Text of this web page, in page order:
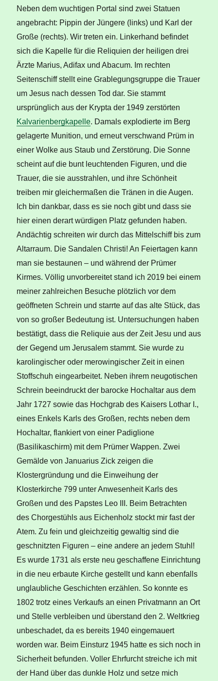
Neben dem wuchtigen Portal sind zwei Statuen
angebracht: Pippin der Jüngere (links) und Karl der
Große (rechts). Wir treten ein. Linkerhand befindet
sich die Kapelle für die Reliquien der heiligen drei
Ärzte Marius, Adifax und Abacum. Im rechten
Seitenschiff stellt eine Grablegungsgruppe die Trauer
um Jesus nach dessen Tod dar. Sie stammt
ursprünglich aus der Krypta der 1949 zerstörten
Kalvarienbergkapelle. Damals explodierte im Berg
gelagerte Munition, und erneut verschwand Prüm in
einer Wolke aus Staub und Zerstörung. Die Sonne
scheint auf die bunt leuchtenden Figuren, und die
Trauer, die sie ausstrahlen, und ihre Schönheit
treiben mir gleichermaßen die Tränen in die Augen.
Ich bin dankbar, dass es sie noch gibt und dass sie
hier einen derart würdigen Platz gefunden haben.
Andächtig schreiten wir durch das Mittelschiff bis zum
Altarraum. Die Sandalen Christi! An Feiertagen kann
man sie bestaunen – und während der Prümer
Kirmes. Völlig unvorbereitet stand ich 2019 bei einem
meiner zahlreichen Besuche plötzlich vor dem
geöffneten Schrein und starrte auf das alte Stück, das
von so großer Bedeutung ist. Untersuchungen haben
bestätigt, dass die Reliquie aus der Zeit Jesu und aus
der Gegend um Jerusalem stammt. Sie wurde zu
karolingischer oder merowingischer Zeit in einen
Stoffschuh eingearbeitet. Neben ihrem neugotischen
Schrein beeindruckt der barocke Hochaltar aus dem
Jahr 1727 sowie das Hochgrab des Kaisers Lothar I.,
eines Enkels Karls des Großen, rechts neben dem
Hochaltar, flankiert von einer Padiglione
(Basilikaschirm) mit dem Prümer Wappen. Zwei
Gemälde von Januarius Zick zeigen die
Klostergründung und die Einweihung der
Klosterkirche 799 unter Anwesenheit Karls des
Großen und des Papstes Leo III. Beim Betrachten
des Chorgestühls aus Eichenholz stockt mir fast der
Atem. Zu fein und gleichzeitig gewaltig sind die
geschnitzten Figuren – eine andere an jedem Stuhl!
Es wurde 1731 als erste neu geschaffene Einrichtung
in die neu erbaute Kirche gestellt und kann ebenfalls
unglaubliche Geschichten erzählen. So konnte es
1802 trotz eines Verkaufs an einen Privatmann an Ort
und Stelle verbleiben und überstand den 2. Weltkrieg
unbeschadet, da es bereits 1940 eingemauert
worden war. Beim Einsturz 1945 hatte es sich noch in
Sicherheit befunden. Voller Ehrfurcht streiche ich mit
der Hand über das dunkle Holz und setze mich